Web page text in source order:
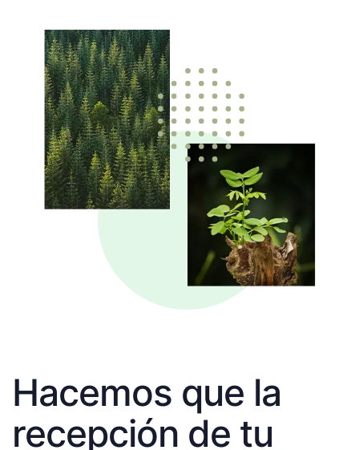
Hacemos que la
recepción de tu